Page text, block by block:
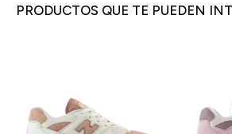
PRODUCTOS QUE TE PUEDEN